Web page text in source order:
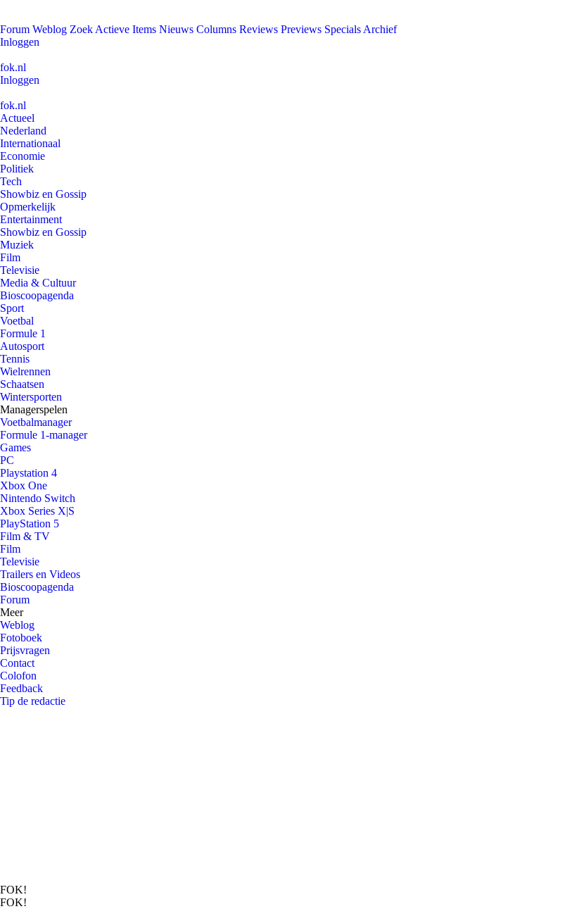
Forum Weblog Zoek Actieve Items Nieuws Columns Reviews Previews Specials Archief
Inloggen
fok.nl
Inloggen
fok.nl
Actueel
Nederland
Internationaal
Economie
Politiek
Tech
Showbiz en Gossip
Opmerkelijk
Entertainment
Showbiz en Gossip
Muziek
Film
Televisie
Media & Cultuur
Bioscoopagenda
Sport
Voetbal
Formule 1
Autosport
Tennis
Wielrennen
Schaatsen
Wintersporten
Managerspelen
Voetbalmanager
Formule 1-manager
Games
PC
Playstation 4
Xbox One
Nintendo Switch
Xbox Series X|S
PlayStation 5
Film & TV
Film
Televisie
Trailers en Videos
Bioscoopagenda
Forum
Meer
Weblog
Fotoboek
Prijsvragen
Contact
Colofon
Feedback
Tip de redactie
FOK!
FOK!